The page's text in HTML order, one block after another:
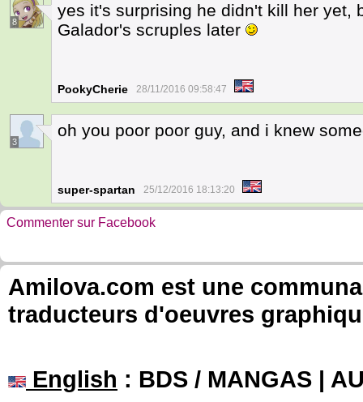
8
yes it's surprising he didn't kill her yet,
Galador's scruples later
PookyCherie 28/11/2016 09:58:47
3
oh you poor poor guy, and i knew
super-spartan 25/12/2016 18:13:20
Commenter sur Facebook
Amilova.com est une
traducteurs d'oeuvres
English : BDS / MANGAS |